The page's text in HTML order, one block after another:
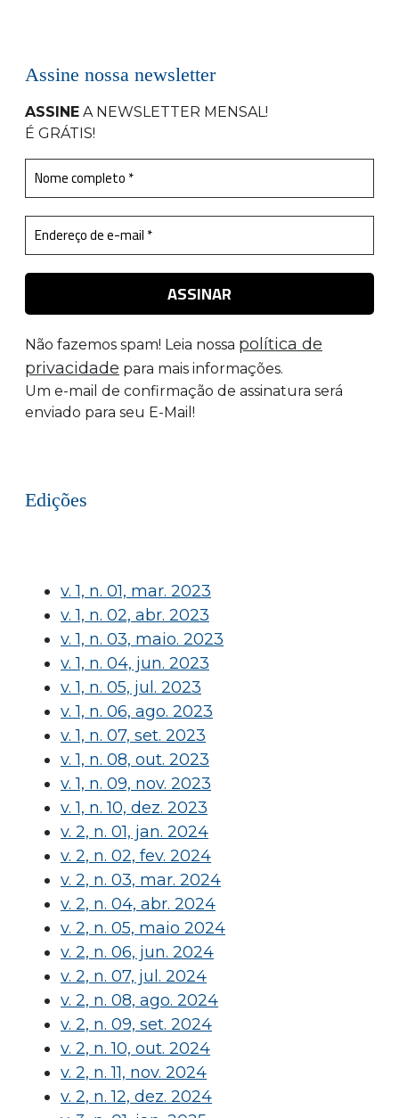
Assine nossa newsletter
ASSINE A NEWSLETTER MENSAL!
É GRÁTIS!
Não fazemos spam! Leia nossa política de
privacidade para mais informações.
Um e-mail de confirmação de assinatura será
enviado para seu E-Mail!
Edições
v. 1, n. 01, mar. 2023
v. 1, n. 02, abr. 2023
v. 1, n. 03, maio. 2023
v. 1, n. 04, jun. 2023
v. 1, n. 05, jul. 2023
v. 1, n. 06, ago. 2023
v. 1, n. 07, set. 2023
v. 1, n. 08, out. 2023
v. 1, n. 09, nov. 2023
v. 1, n. 10, dez. 2023
v. 2, n. 01, jan. 2024
v. 2, n. 02, fev. 2024
v. 2, n. 03, mar. 2024
v. 2, n. 04, abr. 2024
v. 2, n. 05, maio 2024
v. 2, n. 06, jun. 2024
v. 2, n. 07, jul. 2024
v. 2, n. 08, ago. 2024
v. 2, n. 09, set. 2024
v. 2, n. 10, out. 2024
v. 2, n. 11, nov. 2024
v. 2, n. 12, dez. 2024